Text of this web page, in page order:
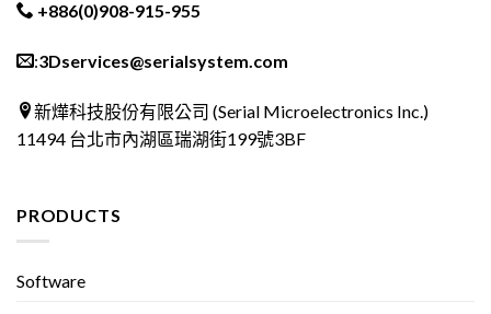
+886(0)908-915-955
:3Dservices@serialsystem.com
新燁科技股份有限公司 (Serial Microelectronics Inc.)
11494 台北市內湖區瑞湖街199號3BF
PRODUCTS
Software